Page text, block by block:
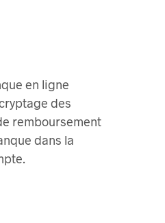
en ligne
des
remboursement
dans la